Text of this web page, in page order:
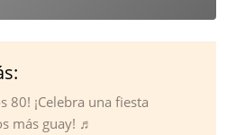
80! ¡Celebra una fiesta
más guay! ♬